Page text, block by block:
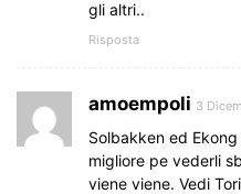
gli altri..
Risposta
amoempoli 3
Solbakken ed
migliore pe vederli
viene viene. Vedi